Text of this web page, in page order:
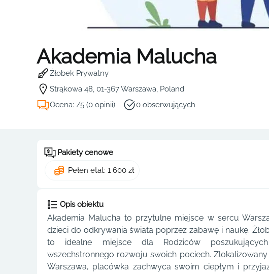
Akademia Malucha
Żłobek Prywatny
Strąkowa 48, 01-367 Warszawa, Poland
Ocena: /5 (0 opinii)
0 obserwujących
Pakiety cenowe
Pełen etat: 1 600 zł
Opis obiektu
Akademia Malucha to przytulne miejsce w sercu
dzieci do odkrywania świata poprzez zabawę i naukę.
to idealne miejsce dla Rodziców
wszechstronnego rozwoju swoich pociech.
Warszawa, placówka zachwyca swoim ciepłym i